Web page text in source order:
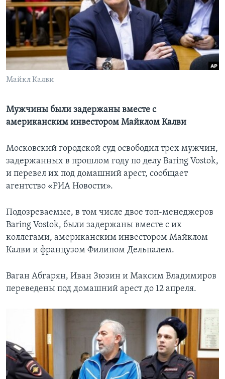
Learning English
СОЦИАЛЬНЫЕ СЕТИ
Майкл Калви
Мужчины были задержаны вместе с
американским инвестором Майклом Калви
Московский городской суд освободил трех мужчин,
задержанных в прошлом году по делу Baring Vostok,
и перевел их под домашний арест, сообщает
агентство «РИА Новости».
Подозреваемые, в том числе двое топ-менеджеров
Baring Vostok, были задержаны вместе с их
коллегами, американским инвестором Майклом
Калви и французом Филипом Дельпалем.
Ваган Абгарян, Иван Зюзин и Максим Владимиров
переведены под домашний арест до 12 апреля.